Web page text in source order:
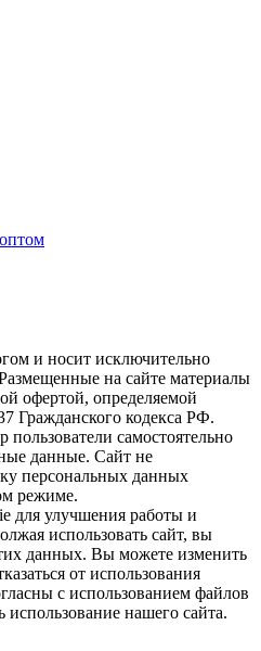
и носит исключительно
на сайте материалы
офертой, определяемой
Гражданского кодекса РФ.
самостоятельно
данные. Сайт не
персональных данных
режиме.
для улучшения работы и
использовать сайт, вы
данных. Вы можете изменить
от использования
с использованием файлов
нашего сайта.